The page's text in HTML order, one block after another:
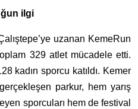
ilgi
uzanan KemeRun
329 atlet mücadele etti.
kadın sporcu katıldı. Kemer
parkur, hem yarış
sporcuları hem de festival